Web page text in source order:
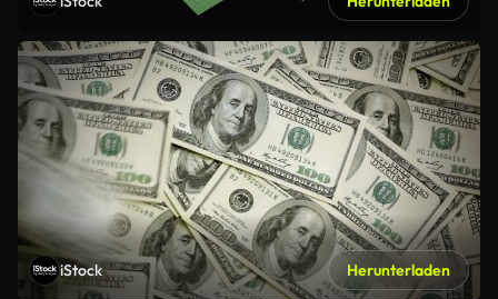
iStock Herunterladen